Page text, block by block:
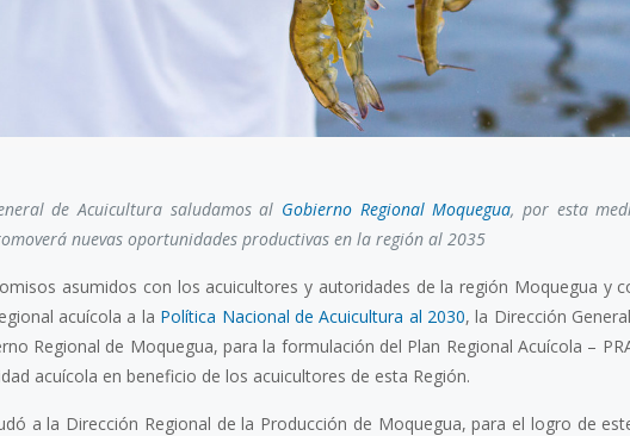
de Acuicultura saludamos al Gobierno Regional Moquegua, por esta
nuevas oportunidades productivas en la región al 2035
asumidos con los acuicultores y autoridades de la región Moquegua y
acuícola a la Política Nacional de Acuicultura al 2030, la Dirección
Regional de Moquegua, para la formulación del Plan Regional Acuícola –
acuícola en beneficio de los acuicultores de esta Región.
a la Dirección Regional de la Producción de Moquegua, para el logro de